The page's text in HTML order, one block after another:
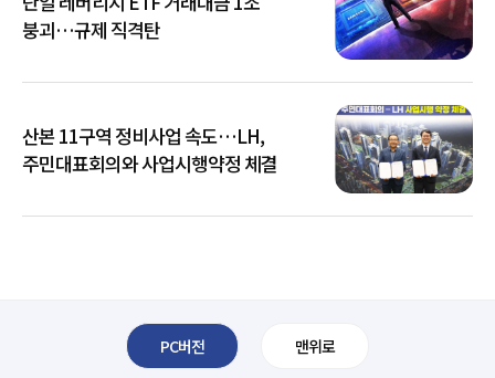
붕괴…규제 직격탄
산본 11구역 정비사업 속도…LH,
주민대표회의와 사업시행약정 체결
PC버전 맨위로